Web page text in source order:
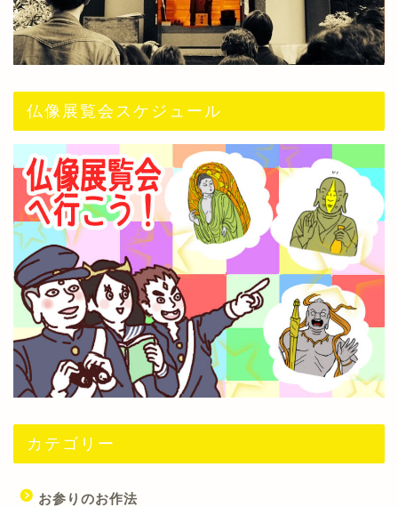
仏像展覧会スケジュール
カテゴリー
お参りのお作法